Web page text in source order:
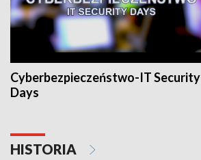
Cyberbezpieczeństwo-IT Security
Days
HISTORIA